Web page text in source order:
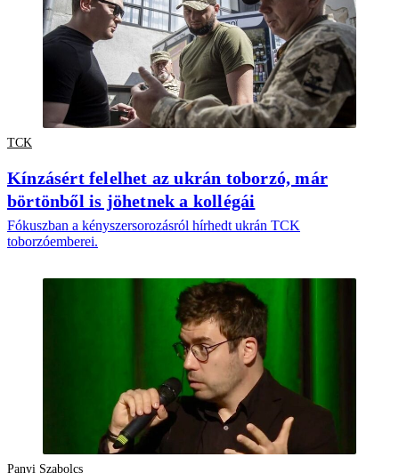
TCK
Kínzásért felelhet az ukrán toborzó, már
börtönből is jöhetnek a kollégái
Fókuszban a kényszersorozásról hírhedt ukrán TCK
toborzóemberei.
Panyi Szabolcs